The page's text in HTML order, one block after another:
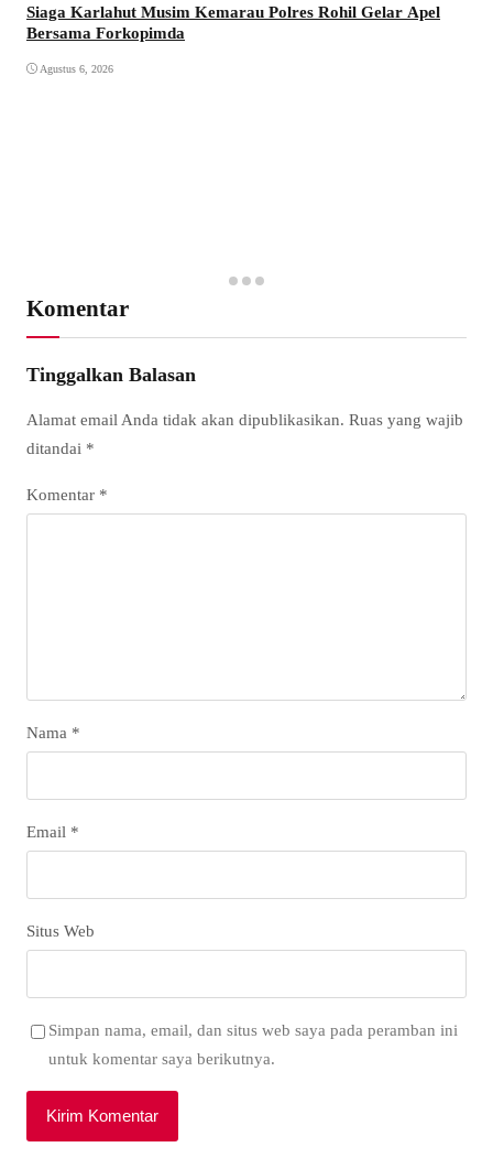
Siaga Karlahut Musim Kemarau Polres Rohil Gelar Apel
Bersama Forkopimda
Agustus 6, 2026
Komentar
Tinggalkan Balasan
Alamat email Anda tidak akan dipublikasikan. Ruas yang wajib
ditandai *
Komentar *
Nama *
Email *
Situs Web
Simpan nama, email, dan situs web saya pada peramban ini
untuk komentar saya berikutnya.